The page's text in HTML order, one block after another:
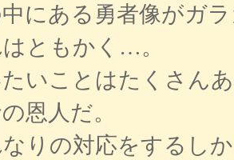
にある勇者像がガ
ともかく…。
いことはたくさん
恩人だ。
りの対応をするし